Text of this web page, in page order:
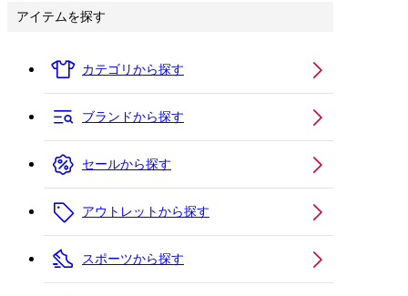
アイテムを探す
カテゴリから探す
ブランドから探す
セールから探す
アウトレットから探す
スポーツから探す